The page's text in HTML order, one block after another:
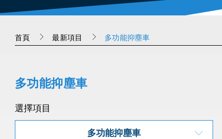
首頁 最新項目 多功能抑塵車
多功能抑塵車
選擇項目
多功能抑塵車